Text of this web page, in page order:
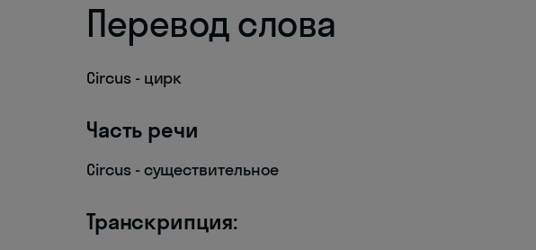
Перевод слова
Circus - цирк
Часть речи
Circus - существительное
Транскрипция: